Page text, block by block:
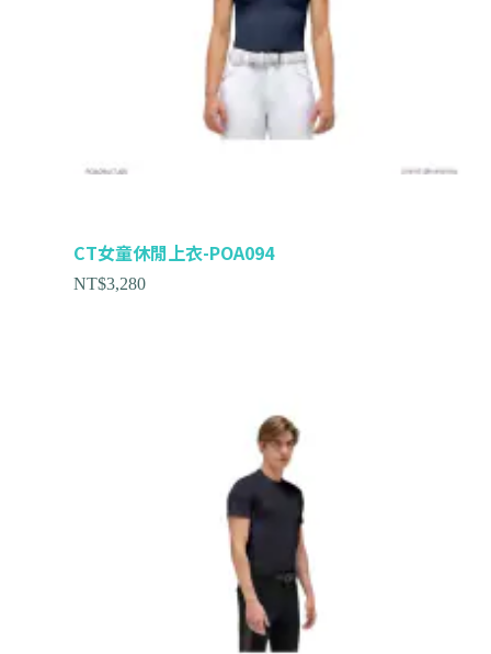
CT女童休閒上衣-POA094
NT$3,280